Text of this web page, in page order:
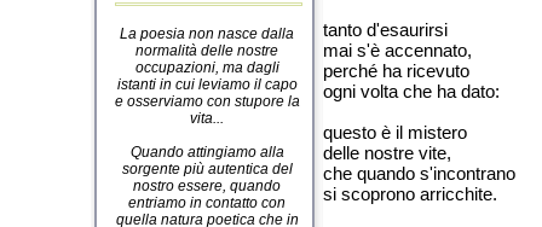
La poesia non nasce dalla
normalità delle nostre
occupazioni, ma dagli
istanti in cui leviamo il capo
e osserviamo con stupore la
vita...
Quando attingiamo alla
sorgente più autentica del
nostro essere, quando
entriamo in contatto con
quella natura poetica che in
tanto d'esaurirsi
mai s'è accennato,
perché ha ricevuto
ogni volta che ha dato:
questo è il mistero
delle nostre vite,
che quando s'incontrano
si scoprono arricchite.